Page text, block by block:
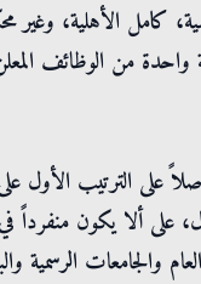
كامل الأهلية، وغير
واحدة من الوظائف
على الترتيب الأول
على ألا يكون منفرداً
العام والجامعات الرسمية